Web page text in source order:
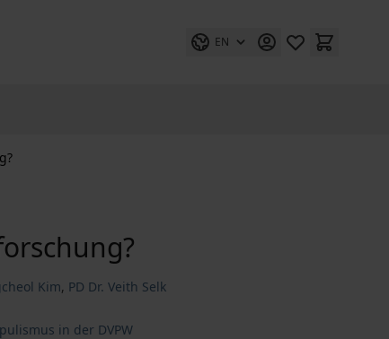
EN
Kim, PD Dr. Veith Selk
in der DVPW